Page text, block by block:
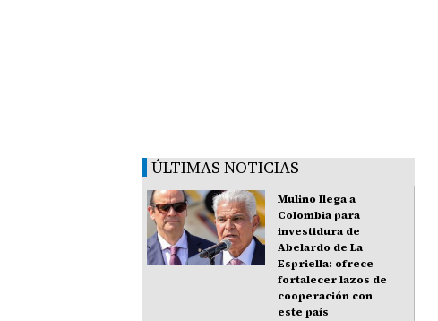
ÚLTIMAS NOTICIAS
Mulino llega a
Colombia para
investidura de
Abelardo de La
Espriella: ofrece
fortalecer lazos de
cooperación con
este país